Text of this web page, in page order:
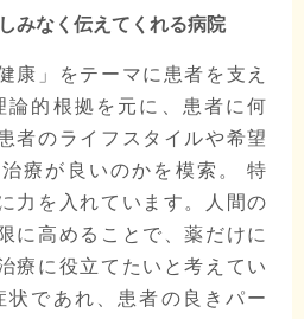
みなく伝えてくれる病院
康」をテーマに患者を支え
論的根拠を元に、患者に何
者のライフスタイルや希望
療が良いのかを模索。 特
力を入れています。人間の
に高めることで、薬だけに
療に役立てたいと考えてい
状であれ、患者の良きパー